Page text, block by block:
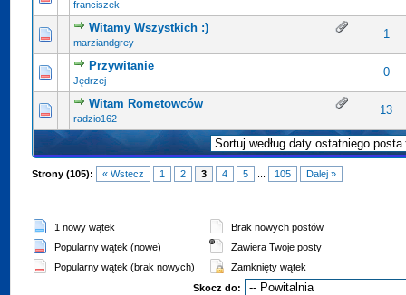
franciszek
Witamy Wszystkich :)
marziandgrey
1
Przywitanie
Jędrzej
0
Witam Rometowców
radzio162
13
Strony (105): « Wstecz 1 2 3 4 5 105 Dalej »
1 nowy wątek
Popularny wątek (nowe)
Popularny wątek (brak nowych)
Brak nowych postów
Zawiera Twoje posty
Zamknięty wątek
Skocz do: